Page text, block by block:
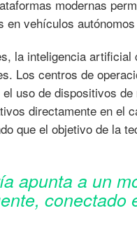
modernas
en vehículos
la inteligencia
Los centros de
uso de dispositivos
directamente en el
que el objetivo de la
apunta a un
conectado